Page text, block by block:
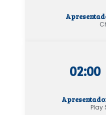
02:00
Play